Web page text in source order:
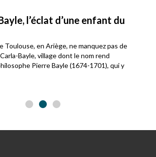
l’éclat d’une enfant du
Toulouse, en Ariège, ne manquez pas de
Bayle, village dont le nom rend
Pierre Bayle (1674-1701), qui y